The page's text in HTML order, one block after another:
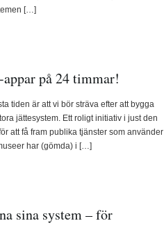
[…]
på 24 timmar!
tiden är att vi bör sträva efter att bygga
jättesystem. Ett roligt initiativ i just den
att få fram publika tjänster som använder
har (gömda) i […]
sina system – för